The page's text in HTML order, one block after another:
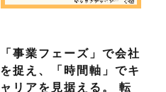
​「事業フェーズ」で会社
を捉え、「時間軸」でキ
ャリアを見据える。 転